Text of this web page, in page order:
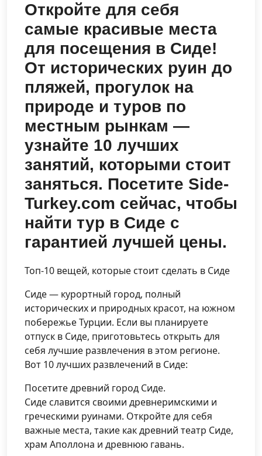
Откройте для себя
самые красивые места
для посещения в Сиде!
От исторических руин до
пляжей, прогулок на
природе и туров по
местным рынкам —
узнайте 10 лучших
занятий, которыми стоит
заняться. Посетите Side-
Turkey.com сейчас, чтобы
найти тур в Сиде с
гарантией лучшей цены.
Топ-10 вещей, которые стоит сделать в Сиде
Сиде — курортный город, полный
исторических и природных красот, на южном
побережье Турции. Если вы планируете
отпуск в Сиде, приготовьтесь открыть для
себя лучшие развлечения в этом регионе.
Вот 10 лучших развлечений в Сиде:
Посетите древний город Сиде.
Сиде славится своими древнеримскими и
греческими руинами. Откройте для себя
важные места, такие как древний театр Сиде,
храм Аполлона и древнюю гавань.